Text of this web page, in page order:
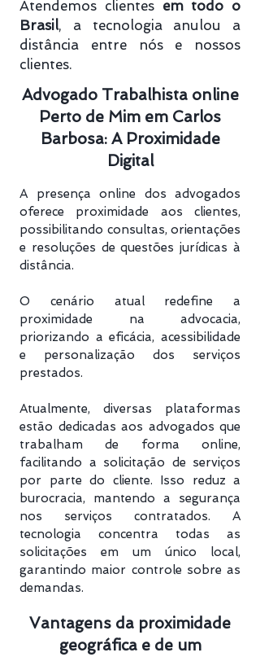
Atendemos clientes em todo o
Brasil, a tecnologia anulou a
distância entre nós e nossos
clientes.
Advogado Trabalhista online
Perto de Mim em Carlos
Barbosa: A Proximidade
Digital
A presença online dos advogados
oferece proximidade aos clientes,
possibilitando consultas, orientações
e resoluções de questões jurídicas à
distância.
O cenário atual redefine a
proximidade na advocacia,
priorizando a eficácia, acessibilidade
e personalização dos serviços
prestados.
Atualmente, diversas plataformas
estão dedicadas aos advogados que
trabalham de forma online,
facilitando a solicitação de serviços
por parte do cliente. Isso reduz a
burocracia, mantendo a segurança
nos serviços contratados. A
tecnologia concentra todas as
solicitações em um único local,
garantindo maior controle sobre as
demandas.
Vantagens da proximidade
geográfica e de um